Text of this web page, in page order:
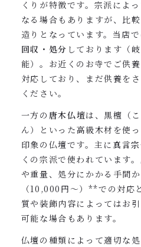
くりが特徴です。宗派によ
なる場合もありますが、比
造りとなっています。当店
回収・処分 しております（
能）。お近くのお寺でご供
対応しており、まだ供養を
ください。
一方の 唐木仏壇は、黒檀（
ん）といった高級木材を使
印象の仏壇です。主に真言
くの宗派で使われています
や重量、処分にかかる手間
（10,000円～）**での対応
質や装飾内容によってはお
可能な場合もあります。
仏壇の種類によって適切な